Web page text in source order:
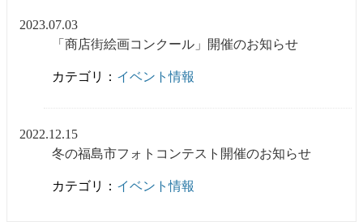
2023.07.03
「商店街絵画コンクール」開催のお知らせ
カテゴリ： イベント情報
2022.12.15
冬の福島市フォトコンテスト開催のお知らせ
カテゴリ： イベント情報